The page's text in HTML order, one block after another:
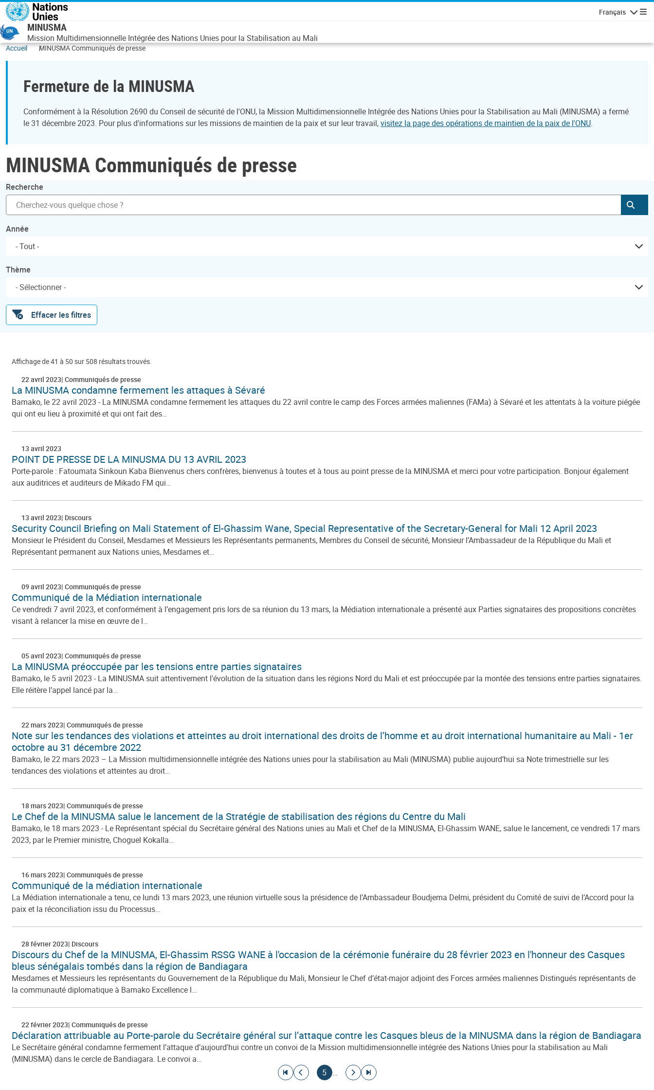
Aller au contenu principal
Français
MINUSMA
Mission Multidimensionnelle Intégrée des Nations Unies pour la Stabilisation au Mali
Accueil MINUSMA Communiqués de presse
Fermeture de la MINUSMA
Conformément à la Résolution 2690 du Conseil de sécurité de l'ONU, la Mission Multidimensionnelle Intégrée des Nations Unies pour la Stabilisation au Mali (MINUSMA) a fermé
le 31 décembre 2023. Pour plus d'informations sur les missions de maintien de la paix et sur leur travail,visitez la page des opérations de maintien de la paix de l'ONU.
MINUSMA Communiqués de presse
Recherche
Année
- Tout -
Thème
Effacer les filtres
Affichage de 41 à 50 sur 508 résultats trouvés.
22 avril 2023 Communiqués de presse
La MINUSMA condamne fermement les attaques à Sévaré
Bamako, le 22 avril 2023 - La MINUSMA condamne fermement les attaques du 22 avril contre le camp des Forces armées maliennes (FAMa) à Sévaré et les attentats à la voiture piégée
qui ont eu lieu à proximité et qui ont fait des…
13 avril 2023
POINT DE PRESSE DE LA MINUSMA DU 13 AVRIL 2023
Porte-parole : Fatoumata Sinkoun Kaba Bienvenus chers confrères, bienvenus à toutes et à tous au point presse de la MINUSMA et merci pour votre participation. Bonjour également
aux auditrices et auditeurs de Mikado FM qui…
13 avril 2023 Discours
Security Council Briefing on Mali Statement of El-Ghassim Wane, Special Representative of the Secretary-General for Mali 12 April 2023
Monsieur le Président du Conseil, Mesdames et Messieurs les Représentants permanents, Membres du Conseil de sécurité, Monsieur l’Ambassadeur de la République du Mali et
Représentant permanent aux Nations unies, Mesdames et…
09 avril 2023 Communiqués de presse
Communiqué de la Médiation internationale
Ce vendredi 7 avril 2023, et conformément à l’engagement pris lors de sa réunion du 13 mars, la Médiation internationale a présenté aux Parties signataires des propositions concrètes
visant à relancer la mise en œuvre de l…
05 avril 2023 Communiqués de presse
La MINUSMA préoccupée par les tensions entre parties signataires
Bamako, le 5 avril 2023 - La MINUSMA suit attentivement l'évolution de la situation dans les régions Nord du Mali et est préoccupée par la montée des tensions entre parties signataires.
Elle réitère l’appel lancé par la…
22 mars 2023 Communiqués de presse
Note sur les tendances des violations et atteintes au droit international des droits de l’homme et au droit international humanitaire au Mali - 1er
octobre au 31 décembre 2022
Bamako, le 22 mars 2023 – La Mission multidimensionnelle intégrée des Nations unies pour la stabilisation au Mali (MINUSMA) publie aujourd’hui sa Note trimestrielle sur les
tendances des violations et atteintes au droit…
18 mars 2023 Communiqués de presse
Le Chef de la MINUSMA salue le lancement de la Stratégie de stabilisation des régions du Centre du Mali
Bamako, le 18 mars 2023 - Le Représentant spécial du Secrétaire général des Nations unies au Mali et Chef de la MINUSMA, El-Ghassim WANE, salue le lancement, ce vendredi 17 mars
2023, par le Premier ministre, Choguel Kokalla…
16 mars 2023 Communiqués de presse
Communiqué de la médiation internationale
La Médiation internationale a tenu, ce lundi 13 mars 2023, une réunion virtuelle sous la présidence de l’Ambassadeur Boudjema Delmi, président du Comité de suivi de l’Accord pour la
paix et la réconciliation issu du Processus…
28 février 2023 Discours
Discours du Chef de la MINUSMA, El-Ghassim RSSG WANE à l'occasion de la cérémonie funéraire du 28 février 2023 en l'honneur des Casques
bleus sénégalais tombés dans la région de Bandiagara
Mesdames et Messieurs les représentants du Gouvernement de la République du Mali, Monsieur le Chef d’état-major adjoint des Forces armées maliennes Distingués représentants de
la communauté diplomatique à Bamako Excellence l…
22 février 2023 Communiqués de presse
Déclaration attribuable au Porte-parole du Secrétaire général sur l’attaque contre les Casques bleus de la MINUSMA dans la région de Bandiagara
Le Secrétaire général condamne fermement l’attaque d’aujourd'hui contre un convoi de la Mission multidimensionnelle intégrée des Nations Unies pour la stabilisation au Mali
(MINUSMA) dans le cercle de Bandiagara. Le convoi a…
Aller à la première page
Aller à la page précédente
Page courante
5 …
Aller à la page suivante
Aller à la dernière page